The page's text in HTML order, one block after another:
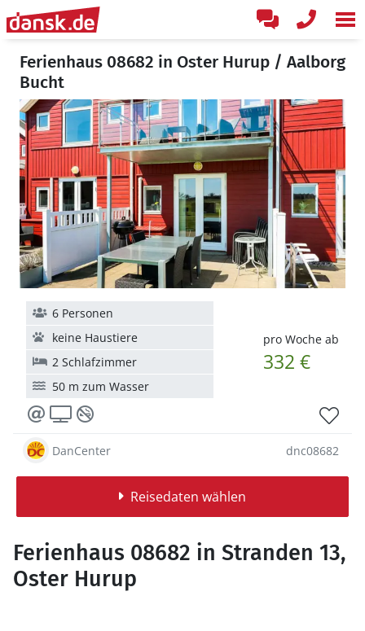
Ferienhaus 08682 in Oster Hurup / Aalborg
Bucht
pro Woche ab
332 €
6 Personen
keine Haustiere
2 Schlafzimmer
50 m zum Wasser
DanCenter dnc08682
Reisedaten wählen
Ferienhaus 08682 in Stranden 13,
Oster Hurup